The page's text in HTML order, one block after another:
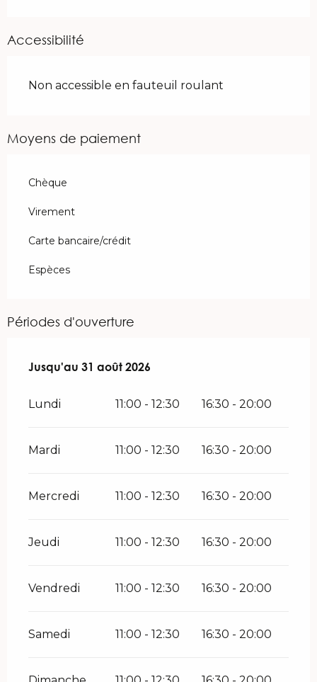
Accessibilité
Non accessible en fauteuil roulant
Moyens de paiement
Chèque
Virement
Carte bancaire/crédit
Espèces
Périodes d'ouverture
Du1 juillet 2026au31 août 2026
Jusqu'au 31 août 2026
Lundi 11:00 - 12:30 16:30 - 20:00
Mardi 11:00 - 12:30 16:30 - 20:00
Mercredi 11:00 - 12:30 16:30 - 20:00
Jeudi 11:00 - 12:30 16:30 - 20:00
Vendredi 11:00 - 12:30 16:30 - 20:00
Samedi 11:00 - 12:30 16:30 - 20:00